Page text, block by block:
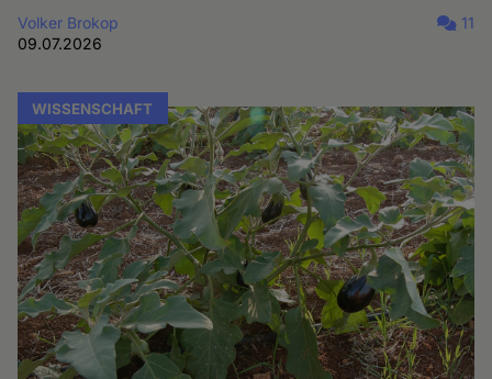
Volker Brokop
09.07.2026
11
WISSENSCHAFT